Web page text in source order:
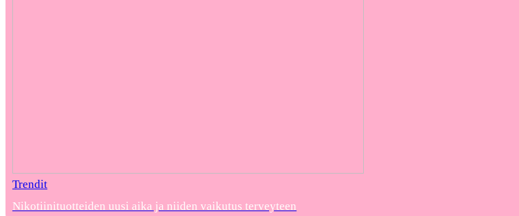
Trendit
Nikotiinituotteiden uusi aika ja niiden vaikutus terveyteen